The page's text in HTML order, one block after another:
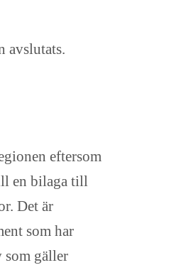
avslutats.
eftersom
en bilaga till
Det är
som har
som gäller